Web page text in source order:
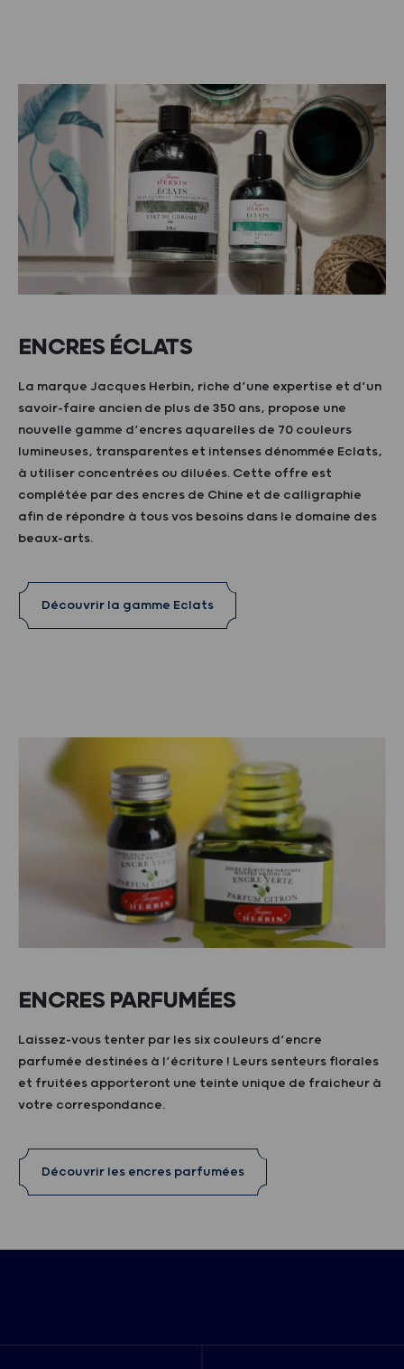
ENCRES ÉCLATS
La marque Jacques Herbin, riche d’une expertise et d’un
savoir-faire ancien de plus de 350 ans, propose une
nouvelle gamme d’encres aquarelles de 70 couleurs
lumineuses, transparentes et intenses dénommée Eclats,
à utiliser concentrées ou diluées. Cette offre est
complétée par des encres de Chine et de calligraphie
afin de répondre à tous vos besoins dans le domaine des
beaux-arts.
Découvrir la gamme Eclats
ENCRES PARFUMÉES
Laissez-vous tenter par les six couleurs d’encre
parfumée destinées à l’écriture ! Leurs senteurs florales
et fruitées apporteront une teinte unique de fraicheur à
votre correspondance.
Découvrir les encres parfumées